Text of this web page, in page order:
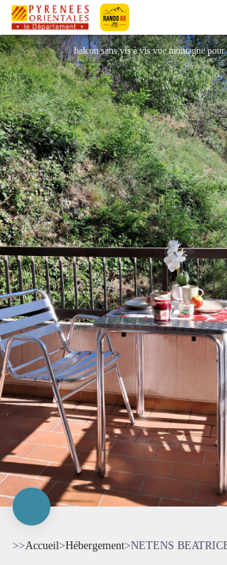
Pyrénées-Orientales
NETENS BEATRICE
>>Accueil>Hébergement>NETENS